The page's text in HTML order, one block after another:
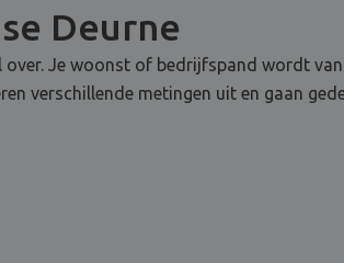
Deurne
Je woonst of bedrijfspand wordt
verschillende metingen uit en gaan